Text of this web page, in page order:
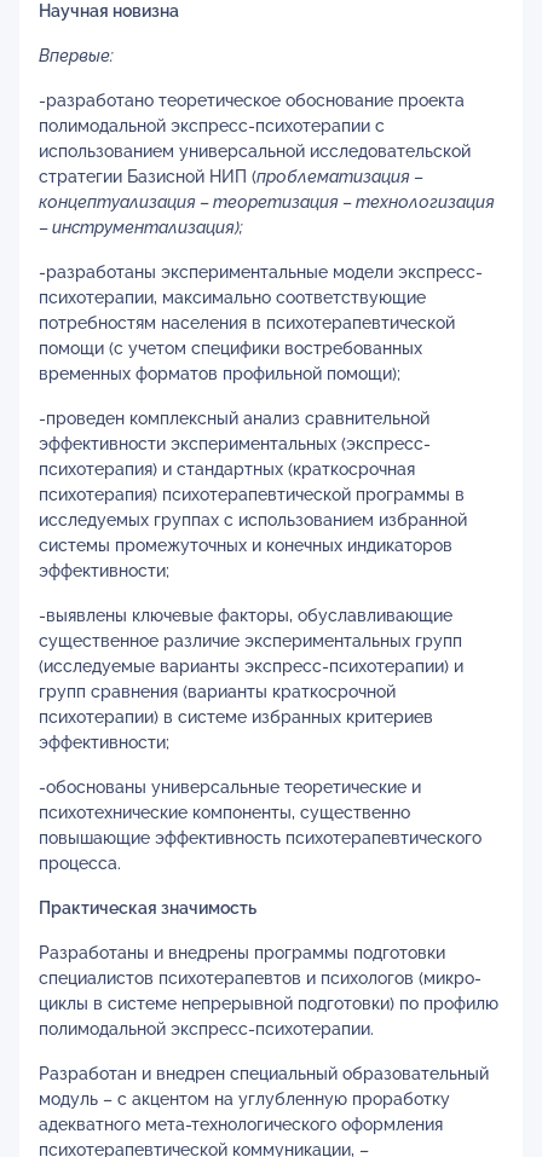
Научная новизна
Впервые:
-разработано теоретическое обоснование проекта
полимодальной экспресс-психотерапии с
использованием универсальной исследовательской
стратегии Базисной НИП (проблематизация –
концептуализация –теоретизация –технологизация
–инструментализация);
-разработаны экспериментальные модели экспресс-
психотерапии, максимально соответствующие
потребностям населения в психотерапевтической
помощи (с учетом специфики востребованных
временных форматов профильной помощи);
-проведен комплексный анализ сравнительной
эффективности экспериментальных (экспресс-
психотерапия) и стандартных (краткосрочная
психотерапия) психотерапевтической программы в
исследуемых группах с использованием избранной
системы промежуточных и конечных индикаторов
эффективности;
-выявлены ключевые факторы, обуславливающие
существенное различие экспериментальных групп
(исследуемые варианты экспресс-психотерапии) и
групп сравнения (варианты краткосрочной
психотерапии) в системе избранных критериев
эффективности;
-обоснованы универсальные теоретические и
психотехнические компоненты, существенно
повышающие эффективность психотерапевтического
процесса.
Практическая значимость
Разработаны и внедрены программы подготовки
специалистов психотерапевтов и психологов (микро-
циклы в системе непрерывной подготовки) по профилю
полимодальной экспресс-психотерапии.
Разработан и внедрен специальный образовательный
модуль – с акцентом на углубленную проработку
адекватного мета-технологического оформления
психотерапевтической коммуникации, –